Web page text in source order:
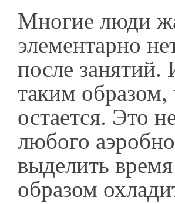
Многие люди
элементарно
после занятий.
таким образом,
остается. Это
любого
выделить
образом